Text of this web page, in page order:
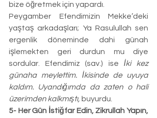
bize öğretmek için yapardı.
Peygamber Efendimizin Mekke’deki
yaştaş arkadaşları; Ya Rasulullah sen
ergenlik döneminde dahi günah
işlemekten geri durdun mu diye
sordular. Efendimiz (sav.) ise İki kez
günaha meylettim. İkisinde de uyuya
kaldım. Uyandığımda da zaten o hali
üzerimden kalkmıştı, buyurdu.
5- Her Gün İstiğfar Edin, Zikrullah Yapın,